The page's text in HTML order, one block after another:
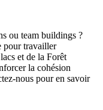
ou team buildings ?
pour travailler
et de la Forêt
la cohésion
nous pour en savoir